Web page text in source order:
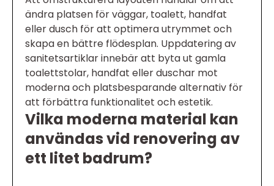
ändra platsen för väggar, toalett, handfat
eller dusch för att optimera utrymmet och
skapa en bättre flödesplan. Uppdatering av
sanitetsartiklar innebär att byta ut gamla
toalettstolar, handfat eller duschar mot
moderna och platsbesparande alternativ för
att förbättra funktionalitet och estetik.
Vilka moderna material kan
användas vid renovering av
ett litet badrum?